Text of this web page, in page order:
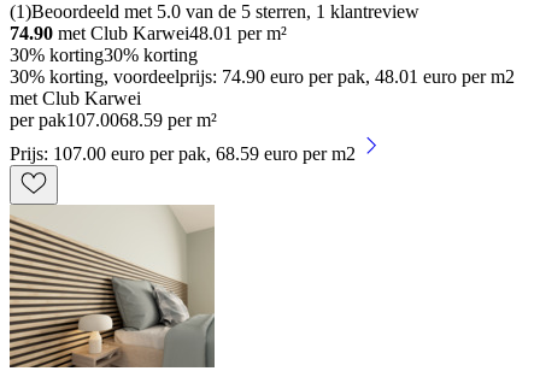
(1)Beoordeeld met 5.0 van de 5 sterren, 1 klantreview
74.90 met Club Karwei48.01 per m²
30% korting30% korting
30% korting, voordeelprijs: 74.90 euro per pak, 48.01 euro per m2
met Club Karwei
per pak107.0068.59 per m²
Prijs: 107.00 euro per pak, 68.59 euro per m2